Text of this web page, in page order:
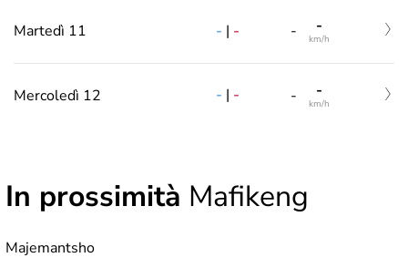
Martedì 11 - | - - -
km/h
Mercoledì 12 - | - - -
km/h
In prossimità Mafikeng
Majemantsho